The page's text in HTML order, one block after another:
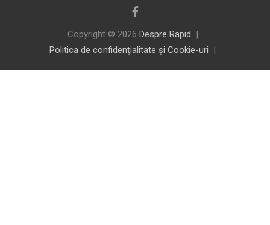
Copyright © 2026 Despre Rapid
Politica de confidențialitate și Cookie-uri